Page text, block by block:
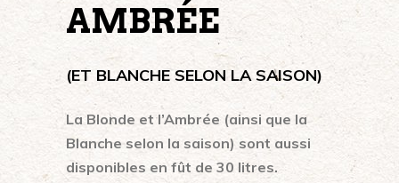
AMBRÉE
(ET BLANCHE SELON LA SAISON)
La Blonde et l’Ambrée (ainsi que la
Blanche selon la saison) sont aussi
disponibles en fût de 30 litres.